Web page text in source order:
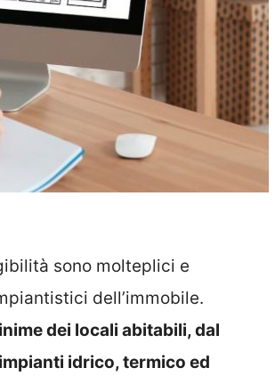
sono molteplici e
dell’immobile.
dei locali abitabili, dal
idrico, termico ed